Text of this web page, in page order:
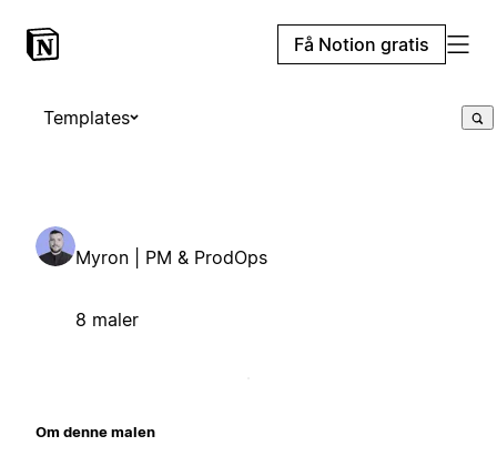
Få Notion gratis
Templates
Myron | PM & ProdOps
8 maler
Om denne malen